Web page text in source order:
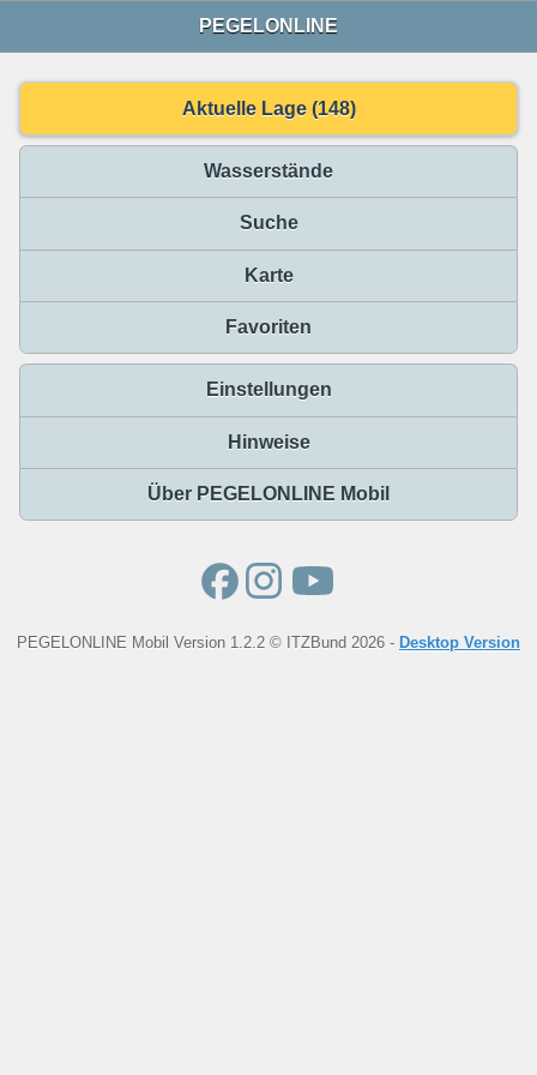
PEGELONLINE
Aktuelle Lage (148)
Wasserstände
Suche
Karte
Favoriten
Einstellungen
Hinweise
Über PEGELONLINE Mobil
PEGELONLINE Mobil Version 1.2.2 © ITZBund 2026 - Desktop Version